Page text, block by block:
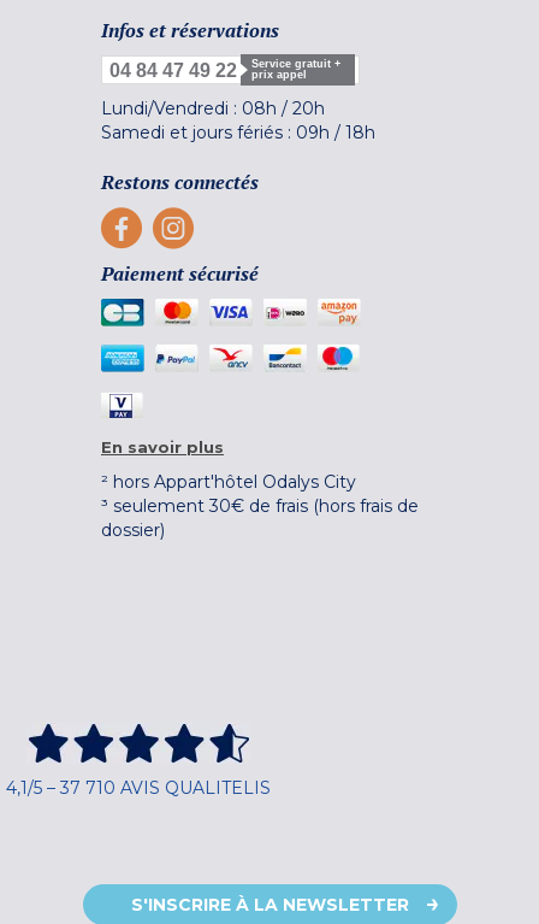
Infos et réservations
04 84 47 49 22
Service gratuit +
prix appel
Lundi/Vendredi : 08h / 20h
Samedi et jours fériés : 09h / 18h
Restons connectés
Paiement sécurisé
En savoir plus
² hors Appart'hôtel Odalys City
³ seulement 30€ de frais (hors frais de
dossier)
4,1/5 – 37 710 AVIS QUALITELIS
S'INSCRIRE À LA NEWSLETTER